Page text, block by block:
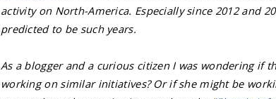
activity on North-America. Especially since 2012 and
predicted to be such years.
As a blogger and a curious citizen I was wondering if
working on similar initiatives? Or if she might be